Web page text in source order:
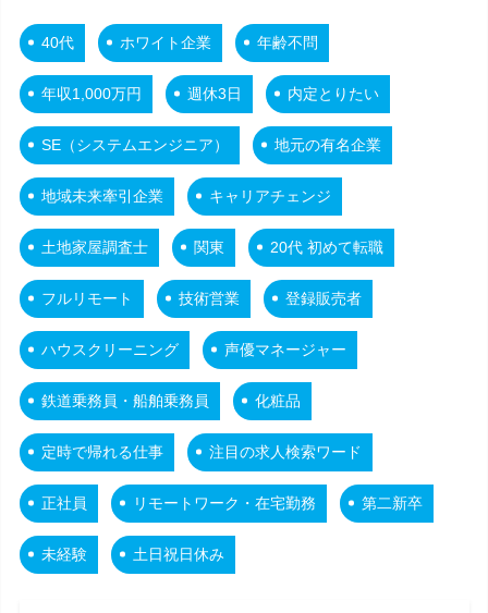
40代 ホワイト企業 年齢不問
年収1,000万円 週休3日 内定とりたい
SE（システムエンジニア） 地元の有名企業
地域未来牽引企業 キャリアチェンジ
土地家屋調査士 関東 20代 初めて転職
フルリモート 技術営業 登録販売者
ハウスクリーニング 声優マネージャー
鉄道乗務員・船舶乗務員 化粧品
定時で帰れる仕事 注目の求人検索ワード
正社員 リモートワーク・在宅勤務 第二新卒
未経験 土日祝日休み